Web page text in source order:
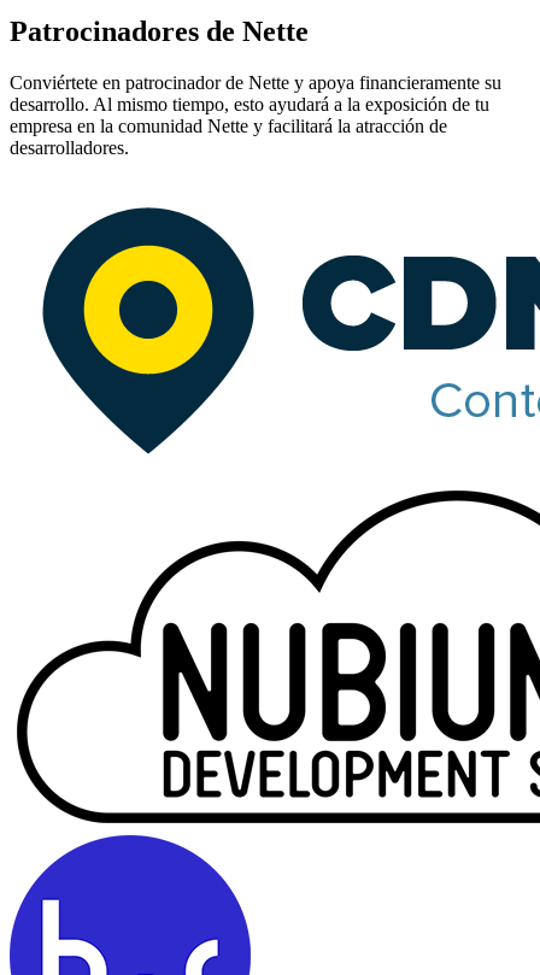
Patrocinadores de Nette
Conviértete en patrocinador de Nette y apoya financieramente su
desarrollo. Al mismo tiempo, esto ayudará a la exposición de tu
empresa en la comunidad Nette y facilitará la atracción de
desarrolladores.